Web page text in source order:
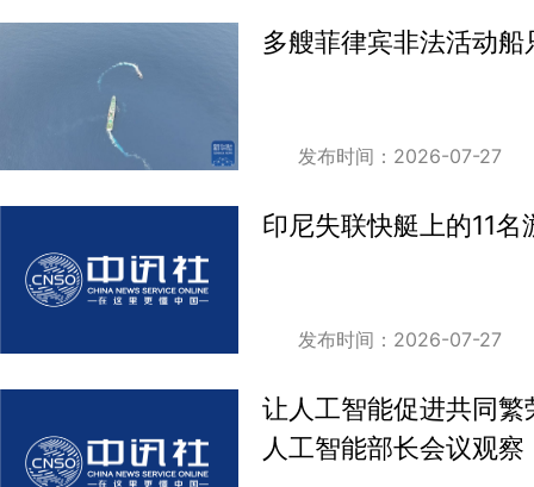
多艘菲律宾非法活动
发布时间：2026-07-27
印尼失联快艇上的11名
发布时间：2026-07-27
让人工智能促进共同
人工智能部长会议观察